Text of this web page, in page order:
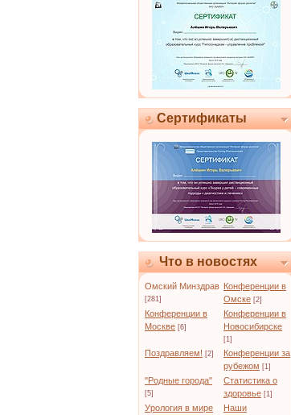
Сертификаты
Что в новостях
Омский Минздрав
[281]
Конференции в
Омске [2]
Конференции в
Москве [6]
Конференции в
Новосибирске
[1]
Поздравляем! [2]
Конференции за
рубежом [1]
"Родные города"
[5]
Статистика о
здоровье [1]
Урология в мире
Наши